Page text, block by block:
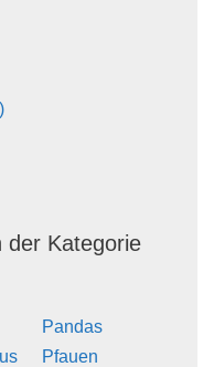
der Kategorie
Pandas
Pfauen